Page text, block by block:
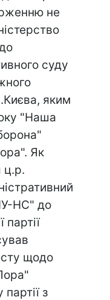
не
суду
яким
"Наша
Як
ц.р.
НС" до
щодо
з